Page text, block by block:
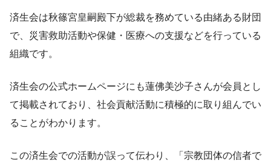
済生会は秋篠宮皇嗣殿下が総裁を務めている由緒ある財団
で、災害救助活動や保健・医療への支援などを行っている
組織です。
済生会の公式ホームページにも蓮佛美沙子さんが会員とし
て掲載されており、社会貢献活動に積極的に取り組んでい
ることがわかります。
この済生会での活動が誤って伝わり、「宗教団体の信者で